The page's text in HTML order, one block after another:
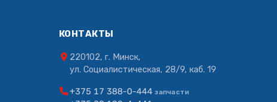
КОНТАКТЫ
220102, г. Минск,
ул. Социалистическая, 28/9, каб. 19
+375 17 388-0-444 запчасти